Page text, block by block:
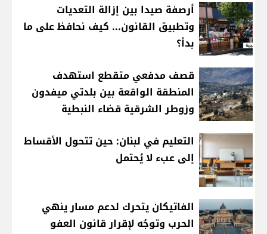
أرصفة صيدا بين إزالة التعديات
وتطبيق القانون... كيف نحافظ على ما
بدأ؟
قصف مدفعي متقطع استهدف
المنطقة الواقعة بين بلدتي ميفدون
وزوطر الشرقية قضاء النبطية
التعليم في لبنان: حين تتحول الأقساط
إلى عبء لا يُحتمل
الفاتيكان يتحرك لدعم مسار ينهي
الحرب وتوجُه لإقرار قانون العفو